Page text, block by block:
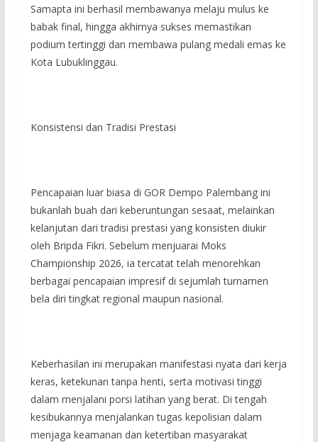
Samapta ini berhasil membawanya melaju mulus ke
babak final, hingga akhirnya sukses memastikan
podium tertinggi dan membawa pulang medali emas ke
Kota Lubuklinggau.
Konsistensi dan Tradisi Prestasi
Pencapaian luar biasa di GOR Dempo Palembang ini
bukanlah buah dari keberuntungan sesaat, melainkan
kelanjutan dari tradisi prestasi yang konsisten diukir
oleh Bripda Fikri. Sebelum menjuarai Moks
Championship 2026, ia tercatat telah menorehkan
berbagai pencapaian impresif di sejumlah turnamen
bela diri tingkat regional maupun nasional.
Keberhasilan ini merupakan manifestasi nyata dari kerja
keras, ketekunan tanpa henti, serta motivasi tinggi
dalam menjalani porsi latihan yang berat. Di tengah
kesibukannya menjalankan tugas kepolisian dalam
menjaga keamanan dan ketertiban masyarakat